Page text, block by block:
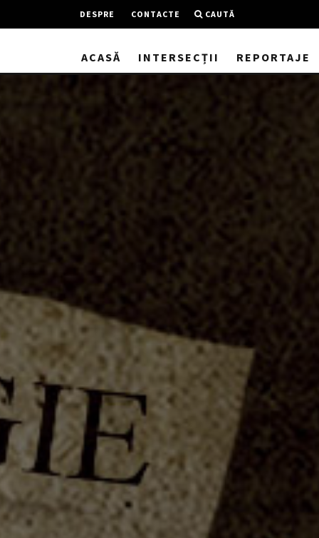
DESPRE CONTACTE CAUTĂ
ACASĂ INTERSECȚII REPORTAJE